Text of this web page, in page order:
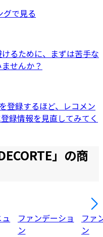
グで見る
るために、まずは苦手な
せんか？
登録するほど、レコメン
録情報を見直してみてく
」の商
ファンデーショ
ン
ファ
ン